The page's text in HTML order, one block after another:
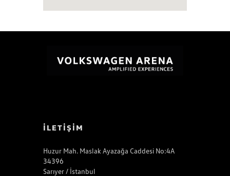
İLETİŞİM
Huzur Mah. Maslak Ayazağa Caddesi No:4A
34396
Sarıyer / İstanbul